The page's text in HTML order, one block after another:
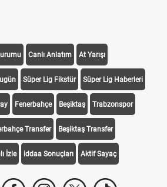
Canlı Anlatım At Yarışı
Süper Lig Fikstür Süper Lig Haberleri
Fenerbahçe Beşiktaş Trabzonspor
Transfer Beşiktaş Transfer
İzle iddaa Sonuçları Aktif Sayaç